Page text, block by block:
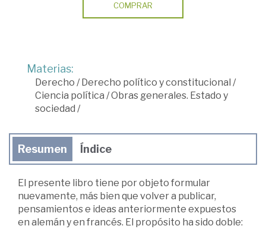
COMPRAR
Materias:
Derecho / Derecho político y constitucional /
Ciencia política /Obras generales. Estado y
sociedad /
Resumen Índice
El presente libro tiene por objeto formular
nuevamente, más bien que volver a publicar,
pensamientos e ideas anteriormente expuestos
en alemán y en francés. El propósito ha sido doble: